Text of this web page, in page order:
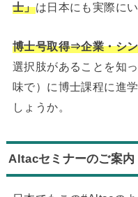
士」は日本にも実際にい
博士号取得⇒企業・シ
選択肢があることを知
味で）に博士課程に進
しょうか。
Altacセミナーのご案内